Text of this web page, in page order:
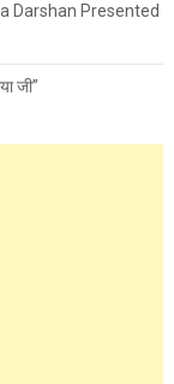
Darshan Presented
जी”